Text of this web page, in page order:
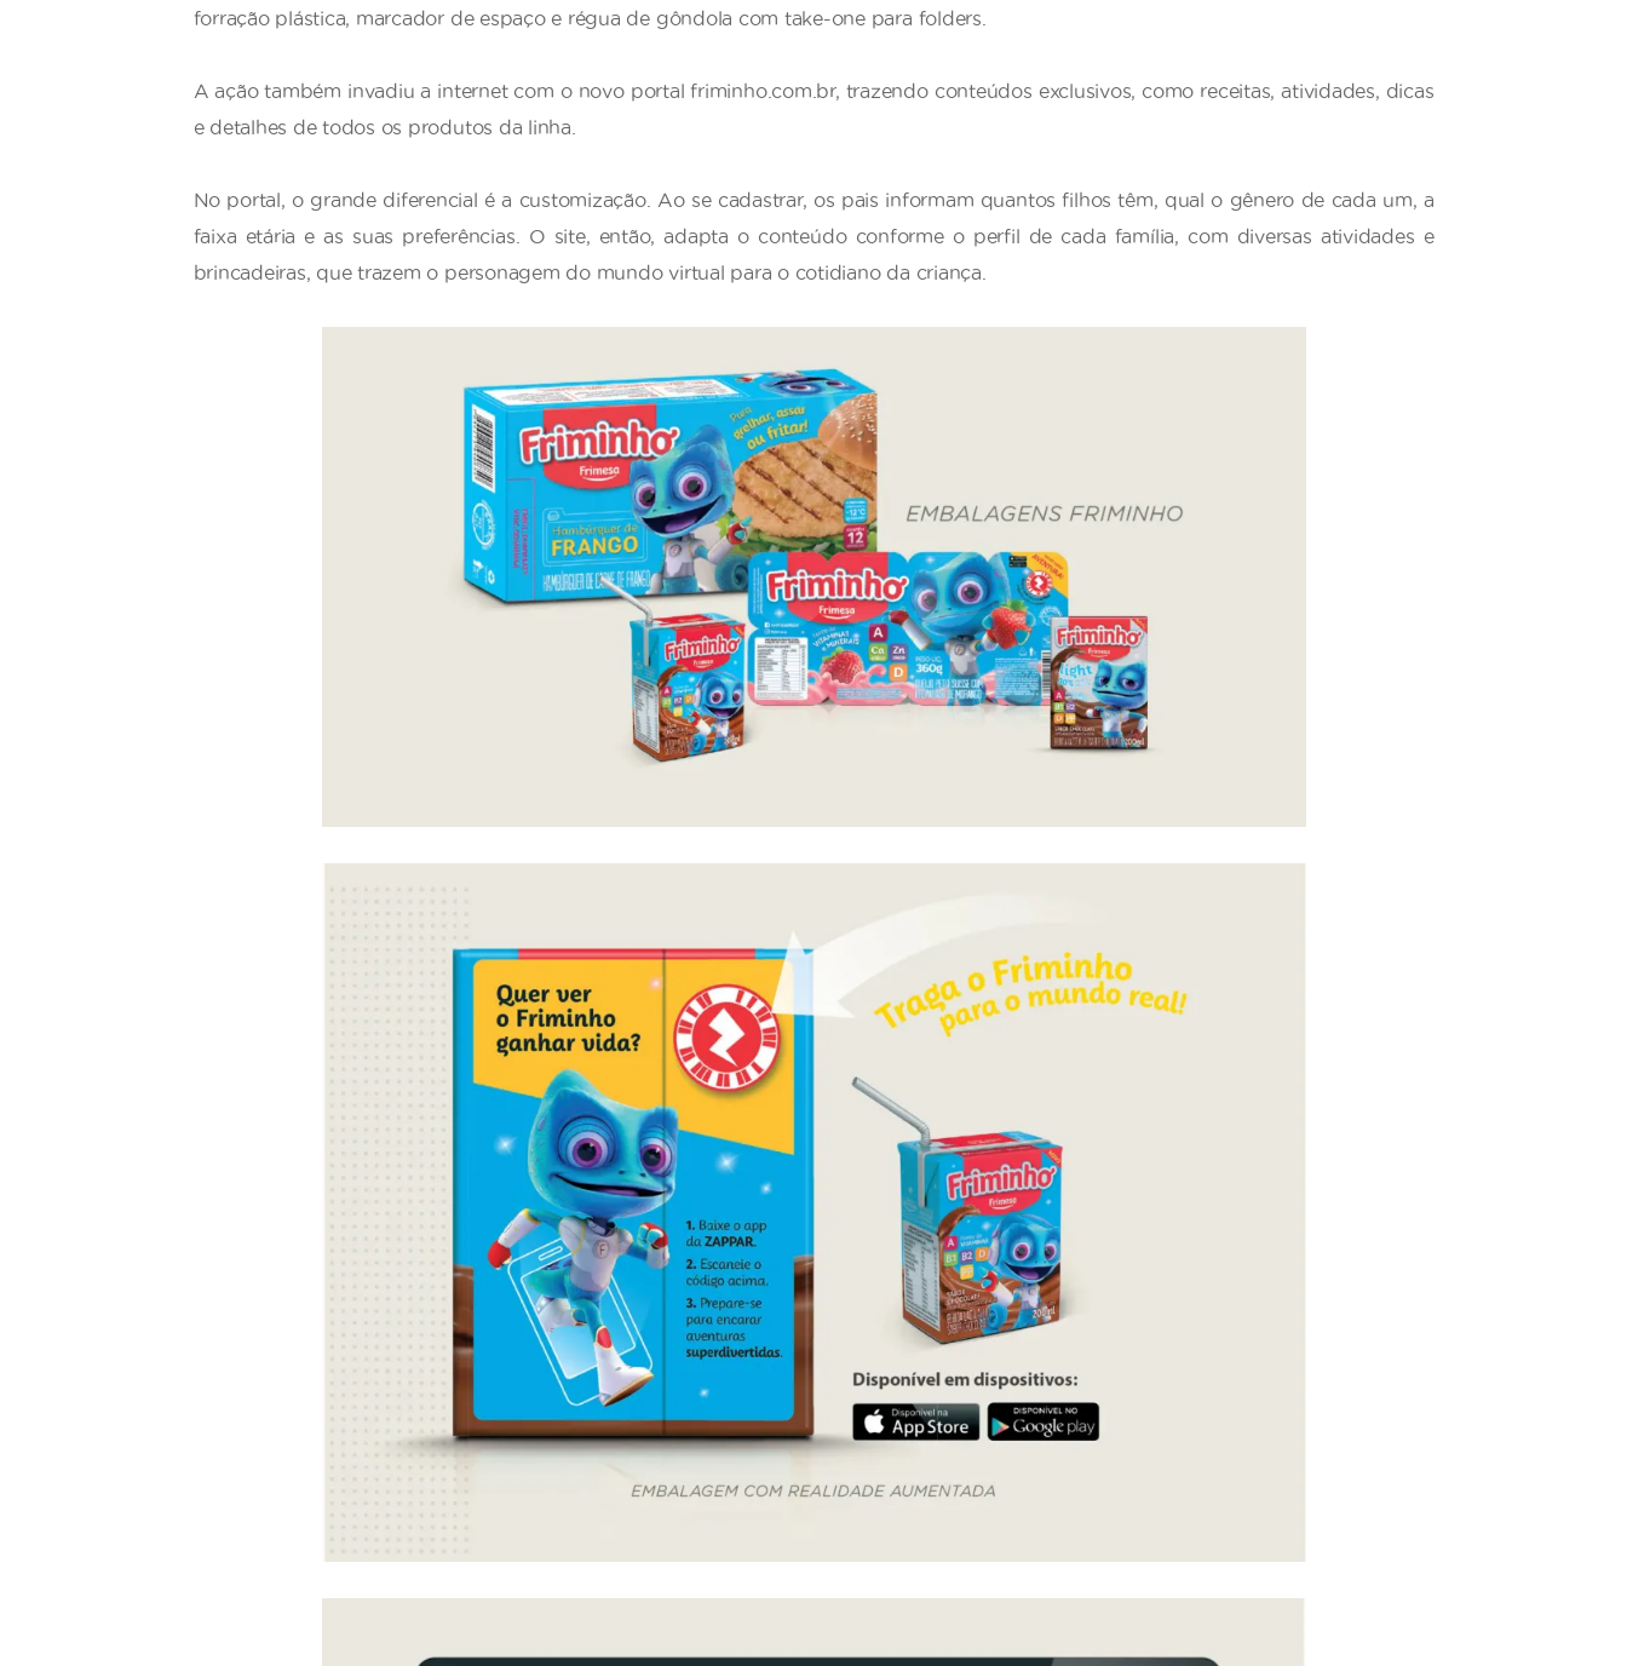
forração plástica, marcador de espaço e régua de gôndola com take-one para folders.
A ação também invadiu a internet com o novo portal friminho.com.br, trazendo conteúdos exclusivos, como receitas, atividades, dicas
e detalhes de todos os produtos da linha.
No portal, o grande diferencial é a customização. Ao se cadastrar, os pais informam quantos filhos têm, qual o gênero de cada um, a
faixa etária e as suas preferências. O site, então, adapta o conteúdo conforme o perfil de cada família, com diversas atividades e
brincadeiras, que trazem o personagem do mundo virtual para o cotidiano da criança.